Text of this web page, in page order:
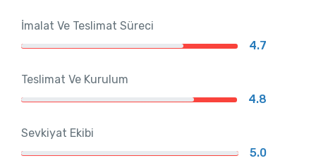
İmalat Ve Teslimat Süreci
4.7
Teslimat Ve Kurulum
4.8
Sevkiyat Ekibi
5.0